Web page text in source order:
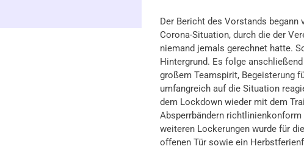
Der Bericht des Vorstands begann
Corona-Situation, durch die der
niemand jemals gerechnet hatte.
Hintergrund. Es folge
großem Teamspirit, Begeisterung
umfangreich auf die Situation
dem Lockdown wieder mit dem
Absperrbändern
weiteren Lockerungen wurde für
offenen Tür sowie ein